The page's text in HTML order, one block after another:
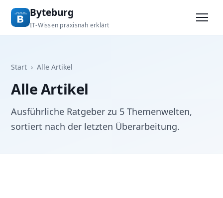
Byteburg
IT-Wissen praxisnah erklärt
Start › Alle Artikel
Alle Artikel
Ausführliche Ratgeber zu 5 Themenwelten,
sortiert nach der letzten Überarbeitung.